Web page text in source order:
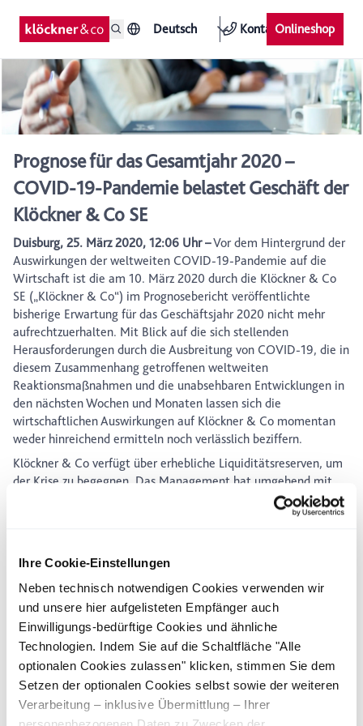
Ihre Cookie-Einstellungen
Neben technisch notwendigen Cookies verwenden wir
und unsere hier aufgelisteten Empfänger auch
Einwilligungs-bedürftige Cookies und ähnliche
Technologien. Indem Sie auf die Schaltfläche "Alle
optionalen Cookies zulassen" klicken, stimmen Sie dem
Setzen der optionalen Cookies selbst sowie der weiteren
Verarbeitung – inklusive Übermittlung – Ihrer
Deutsch KontaktOnlineshop
Prognose für das Gesamtjahr 2020 –
COVID-19-Pandemie belastet Geschäft der
Klöckner & Co SE
Duisburg, 25. März 2020, 12:06 Uhr –Vor dem Hintergrund der
Auswirkungen der weltweiten COVID-19-Pandemie auf die
Wirtschaft ist die am 10. März 2020 durch die Klöckner & Co
SE („Klöckner & Co“) im Prognosebericht veröffentlichte
bisherige Erwartung für das Geschäftsjahr 2020 nicht mehr
aufrechtzuerhalten. Mit Blick auf die sich stellenden
Herausforderungen durch die Ausbreitung von COVID-19, die in
diesem Zusammenhang getroffenen weltweiten
Reaktionsmaßnahmen und die unabsehbaren Entwicklungen in
den nächsten Wochen und Monaten lassen sich die
wirtschaftlichen Auswirkungen auf Klöckner & Co momentan
weder hinreichend ermitteln noch verlässlich beziffern.
Klöckner & Co verfügt über erhebliche Liquiditätsreserven, um
der Krise zu begegnen. Das Management hat umgehend mit
umfangreichen Maßnahmen auf die Krise reagiert, um
einerseits die Gesundheit seiner Mitarbeiterinnen und
Notfallplänen die vorübergehende Einschränkung des Betriebs
(u. a. Kurzarbeit). Wir beschäftigen uns intensiv mit der jeweils
aktuellen Lage und werden in angemessener Weise ggf.
weitere Maßnahmen ergreifen. Insgesamt werden die
Maßnahmen einen positiven Cashflow aus betrieblicher
Tätigkeit im zweiten Quartal 2020 erzeugen.
Für das erste Quartal 2020 wird nach derzeitiger Schätzung mit
einem Ergebnis am unteren Ende der veröffentlichten
Guidance (EBITDA vor wesentlichen Sondereffekten von 20-30